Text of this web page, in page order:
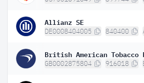
Allianz SE
DE0008404005 840400
British American Tobacco
GB0002875804 916018